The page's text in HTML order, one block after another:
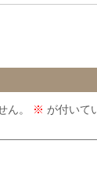
ん。 ※ が付いて